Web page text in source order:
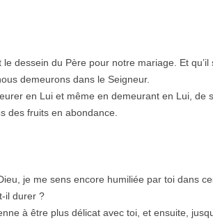
dessein du Père pour notre mariage. Et qu’il
demeurons dans le Seigneur.
en Lui et même en demeurant en Lui, de
des fruits en abondance.
je me sens encore humiliée par toi dans
il durer ?
à être plus délicat avec toi, et ensuite,